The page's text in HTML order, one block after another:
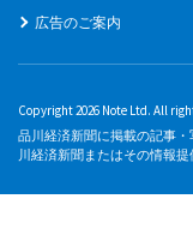
広告のご案内
Copyright 2026 Note Ltd. All
品川経済新聞に掲載の記事
川経済新聞またはその情報提